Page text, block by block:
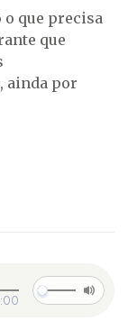
o que precisa
que
ainda por